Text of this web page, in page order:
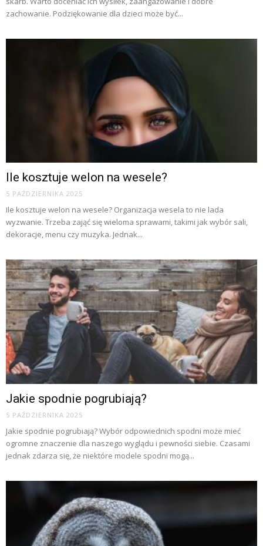
zachowanie. Podziękowanie dla dzieci może być...
Ile kosztuje welon na wesele?
5 PAŹDZIERNIKA 2025
Ile kosztuje welon na wesele? Organizacja wesela to nie lada
wyzwanie. Trzeba zająć się wieloma sprawami, takimi jak wybór sali,
dekoracje, menu czy muzyka. Jednak...
Jakie spodnie pogrubiają?
5 PAŹDZIERNIKA 2025
Jakie spodnie pogrubiają? Wybór odpowiednich spodni może mieć
ogromne znaczenie dla naszego wyglądu i pewności siebie. Czasami
jednak zdarza się, że niektóre modele spodni mogą...